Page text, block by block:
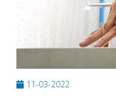
11-03-2022